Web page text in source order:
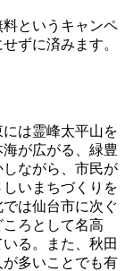
料というキャンペ
ずに済みます。
は霊峰太平山を
が広がる、緑豊
ながら、市民が
いまちづくりを
は仙台市に次ぐ
ろとして名高
る。また、秋田
多いことでも有